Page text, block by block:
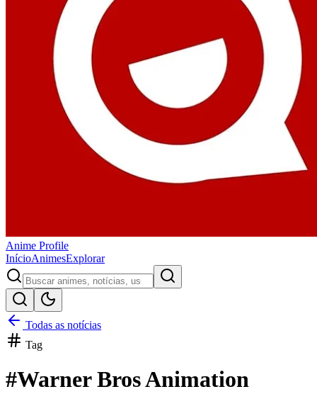
Anime Profile
InícioAnimesExplorar
Todas as notícias
Tag
#Warner Bros Animation